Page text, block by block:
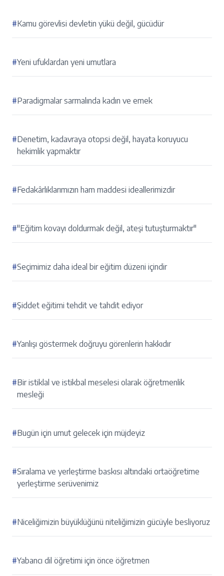
#Kamu görevlisi devletin yükü değil, gücüdür
#Yeni ufuklardan yeni umutlara
#Paradigmalar sarmalında kadın ve emek
#Denetim, kadavraya otopsi değil, hayata koruyucu
hekimlik yapmaktır
#Fedakârlıklarımızın ham maddesi ideallerimizdir
#"Eğitim kovayı doldurmak değil, ateşi tutuşturmaktır"
#Seçimimiz daha ideal bir eğitim düzeni içindir
#Şiddet eğitimi tehdit ve tahdit ediyor
#Yanlışı göstermek doğruyu görenlerin hakkıdır
#Bir istiklal ve istikbal meselesi olarak öğretmenlik
mesleği
#Bugün için umut gelecek için müjdeyiz
#Sıralama ve yerleştirme baskısı altındaki ortaöğretime
yerleştirme serüvenimiz
#Niceliğimizin büyüklüğünü niteliğimizin gücüyle besliyoruz
#Yabancı dil öğretimi için önce öğretmen